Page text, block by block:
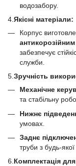
водозабору.
4. Якісні матеріали:
Корпус
забезпечує
служби.
5.Зручність
Механічне
та стабільну
Нижнє
умовах.
Заднє
труби з будь-якої
6.Комплектація